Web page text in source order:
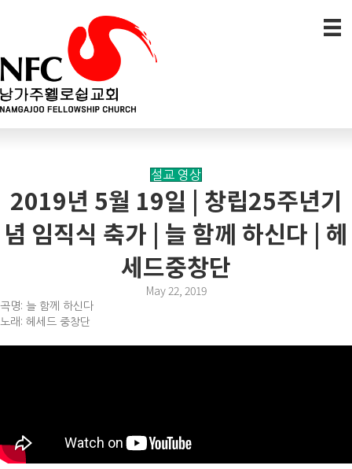
설교 영상
2019년 5월 19일 | 창립25주년기
념 임직식 축가 | 늘 함께 하신다 | 헤
세드중창단
May 22, 2019
곡명: 늘 함께 하신다
노래: 헤세드 중창단